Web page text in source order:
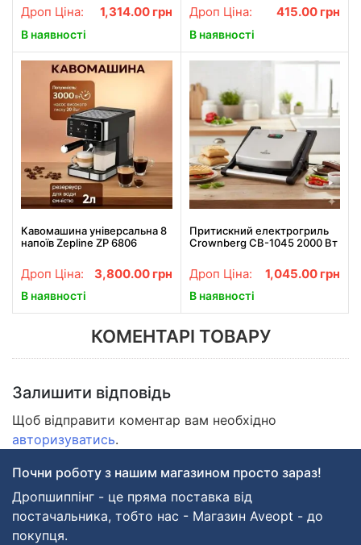
RAF R.633 60W
Дроп Ціна: 1,314.00 грн
В наявності
Дроп Ціна: 415.00 грн
В наявності
Кавомашина універсальна 8
напоїв Zepline ZP 6806
для меленої кави капсул
Дроп Ціна: 3,800.00 грн
В наявності
Притискний електрогриль
Crownberg CB-1045 2000 Вт
Дроп Ціна: 1,045.00 грн
В наявності
КОМЕНТАРІ ТОВАРУ
Залишити відповідь
Щоб відправити коментар вам необхідно
авторизуватись.
Почни роботу з нашим магазином просто зараз!
Дропшиппінг - це пряма поставка від
постачальника, тобто нас - Магазин Aveopt - до
покупця.